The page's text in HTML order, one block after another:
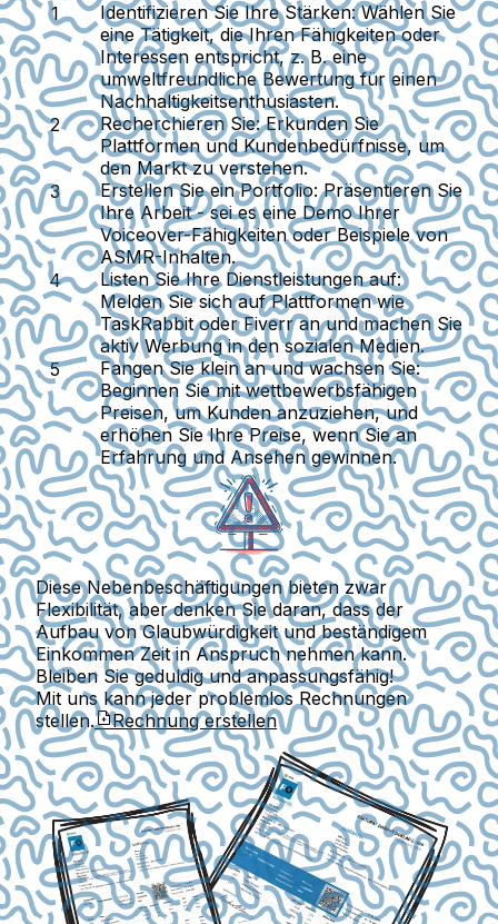
Identifizieren Sie Ihre Stärken:Wählen Sie
eine Tätigkeit, die Ihren Fähigkeiten oder
Interessen entspricht, z. B. eine
umweltfreundliche Bewertung für einen
Nachhaltigkeitsenthusiasten.
Recherchieren Sie:Erkunden Sie
Plattformen und Kundenbedürfnisse, um
den Markt zu verstehen.
Erstellen Sie ein Portfolio:Präsentieren Sie
Ihre Arbeit - sei es eine Demo Ihrer
Voiceover-Fähigkeiten oder Beispiele von
ASMR-Inhalten.
Listen Sie Ihre Dienstleistungen auf:
Melden Sie sich auf Plattformen wie
TaskRabbit oder Fiverr an und machen Sie
aktiv Werbung in den sozialen Medien.
Fangen Sie klein an und wachsen Sie:
Beginnen Sie mit wettbewerbsfähigen
Preisen, um Kunden anzuziehen, und
erhöhen Sie Ihre Preise, wenn Sie an
Erfahrung und Ansehen gewinnen.
Diese Nebenbeschäftigungen bieten zwar
Flexibilität, aber denken Sie daran, dass der
Aufbau von Glaubwürdigkeit und beständigem
Einkommen Zeit in Anspruch nehmen kann.
Bleiben Sie geduldig und anpassungsfähig!
Mit uns kann jeder problemlos Rechnungen
stellen.
Rechnung erstellen